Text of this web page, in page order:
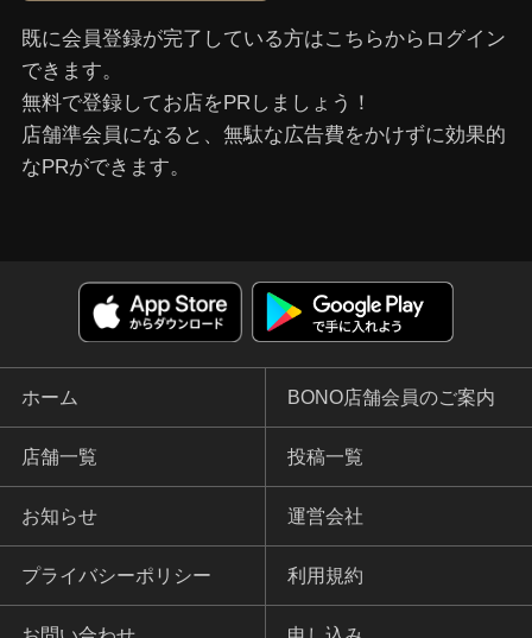
既に会員登録が完了している⽅はこちらからログイン
できます。
無料で登録してお店をPRしましょう！
店舗準会員になると、無駄な広告費をかけずに効果的
なPRができます。
ホーム BONO店舗会員のご案内
店舗一覧 投稿一覧
お知らせ 運営会社
プライバシーポリシー 利用規約